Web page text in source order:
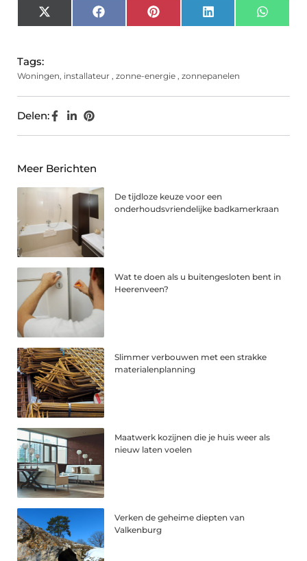
X
(Twitter)
FacebookPinterest LinkedIn
Tags:
Woningen, installateur , zonne-energie , zonnepanelen
Delen:
Meer Berichten
De tijdloze keuze voor een
onderhoudsvriendelijke badkamerkraan
Wat te doen als u buitengesloten bent in
Heerenveen?
Slimmer verbouwen met een strakke
materialenplanning
Maatwerk kozijnen die je huis weer als
nieuw laten voelen
Verken de geheime diepten van
Valkenburg